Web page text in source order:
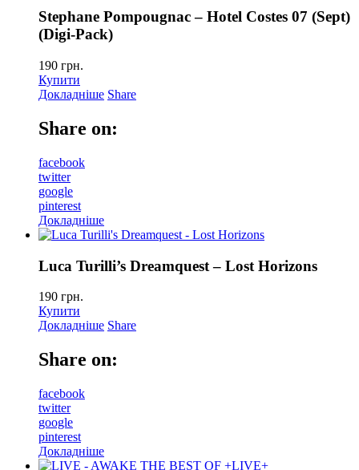
Stephane Pompougnac – Hotel Costes 07 (Sept)
(Digi-Pack)
190 грн.
Купити
Докладніше Share
Share on:
facebook
twitter
google
pinterest
Докладніше
Luca Turilli’s Dreamquest – Lost Horizons
190 грн.
Купити
Докладніше Share
Share on:
facebook
twitter
google
pinterest
Докладніше